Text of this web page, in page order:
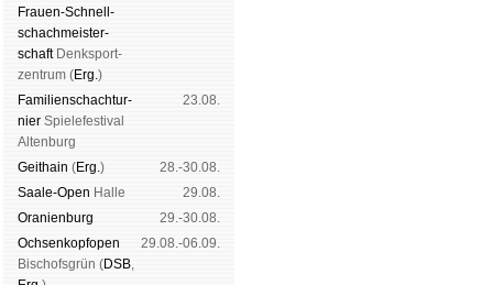
Frauen-Schnell­
schach­meis­ter­
schaftDenk­sport­
zen­trum (Erg.)
Familien­schach­tur­
nier Spiele­fes­ti­val
Al­ten­burg
23.08.
Geit­hain (Erg.)
28.-30.08.
Saale-Open Halle
29.08.
Oranien­burg
29.-30.08.
Och­sen­kopf­open
Bischofs­grün (DSB,
29.08.-06.09.